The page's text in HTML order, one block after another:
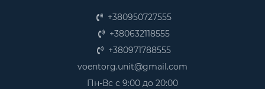
+380950727555
+380632118555
+380971788555
voentorg.unit@gmail.com
Пн-Вс с 9:00 до 20:00